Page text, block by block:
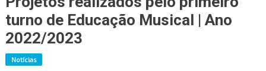
turno de Educação Musical | Ano
2022/2023
Notícias